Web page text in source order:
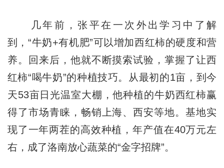
几年前，张平在一次外出学习中了解
到，“牛奶+有机肥”可以增加西红柿的硬度和营
养。回来后，他就不断摸索试验，掌握了让西
红柿“喝牛奶”的种植技巧。从最初的1亩，到今
天53亩日光温室大棚，他种植的牛奶西红柿赢
得了市场青睐，畅销上海、西安等地。基地实
现了一年两茬的高效种植，年产值在40万元左
右，成了洛南放心蔬菜的“金字招牌”。